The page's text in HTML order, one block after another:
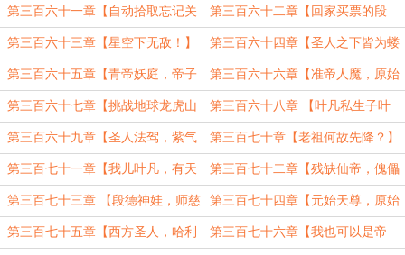
位】 眼】
第三百六十一章【自动拾取忘记关
了】（3000）
第三百六十二章【回家买票的段
德】
第三百六十三章【星空下无敌！】
（6000）
第三百六十四章【圣人之下皆为蝼
蚁！】（6400）
第三百六十五章【青帝妖庭，帝子
林仙】（4500）
第三百六十六章【准帝人魔，原始
真解】（6000）
第三百六十七章【挑战地球龙虎山
老天师】（5000）
第三百六十八章 【叶凡私生子叶
瞳】
第三百六十九章【圣人法驾，紫气
东来】
第三百七十章【老祖何故先降？】
第三百七十一章【我儿叶凡，有天
帝之资！】
第三百七十二章【残缺仙帝，傀儡
彼岸】（6400）
第三百七十三章 【段德神娃，师慈
徒孝】
第三百七十四章【元始天尊，原始
仙帝】
第三百七十五章【西方圣人，哈利 第三百七十六章【我也可以是帝